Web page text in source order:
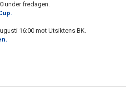
under fredagen.
16:00 mot Utsiktens BK.